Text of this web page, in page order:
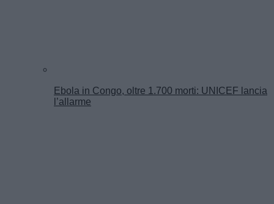
Ebola in Congo, oltre 1.700 morti: UNICEF lancia
l’allarme